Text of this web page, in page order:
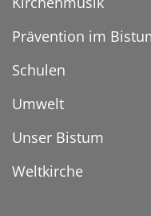
Prävention im
Schulen
Umwelt
Unser Bistum
Weltkirche